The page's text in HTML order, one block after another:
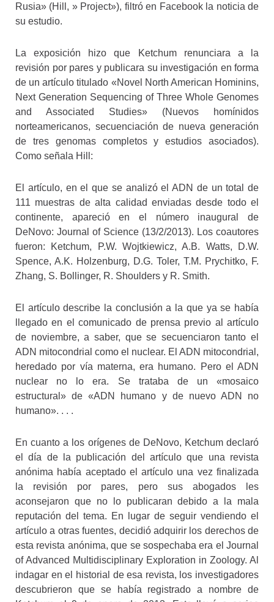
Rusia» (Hill, » Project»), filtró en Facebook la noticia de
su estudio.
La exposición hizo que Ketchum renunciara a la
revisión por pares y publicara su investigación en forma
de un artículo titulado «Novel North American Hominins,
Next Generation Sequencing of Three Whole Genomes
and Associated Studies» (Nuevos homínidos
norteamericanos, secuenciación de nueva generación
de tres genomas completos y estudios asociados).
Como señala Hill:
El artículo, en el que se analizó el ADN de un total de
111 muestras de alta calidad enviadas desde todo el
continente, apareció en el número inaugural de
DeNovo: Journal of Science (13/2/2013). Los coautores
fueron: Ketchum, P.W. Wojtkiewicz, A.B. Watts, D.W.
Spence, A.K. Holzenburg, D.G. Toler, T.M. Prychitko, F.
Zhang, S. Bollinger, R. Shoulders y R. Smith.
El artículo describe la conclusión a la que ya se había
llegado en el comunicado de prensa previo al artículo
de noviembre, a saber, que se secuenciaron tanto el
ADN mitocondrial como el nuclear. El ADN mitocondrial,
heredado por vía materna, era humano. Pero el ADN
nuclear no lo era. Se trataba de un «mosaico
estructural» de «ADN humano y de nuevo ADN no
humano». . . .
En cuanto a los orígenes de DeNovo, Ketchum declaró
el día de la publicación del artículo que una revista
anónima había aceptado el artículo una vez finalizada
la revisión por pares, pero sus abogados les
aconsejaron que no lo publicaran debido a la mala
reputación del tema. En lugar de seguir vendiendo el
artículo a otras fuentes, decidió adquirir los derechos de
esta revista anónima, que se sospechaba era el Journal
of Advanced Multidisciplinary Exploration in Zoology. Al
indagar en el historial de esa revista, los investigadores
descubrieron que se había registrado a nombre de